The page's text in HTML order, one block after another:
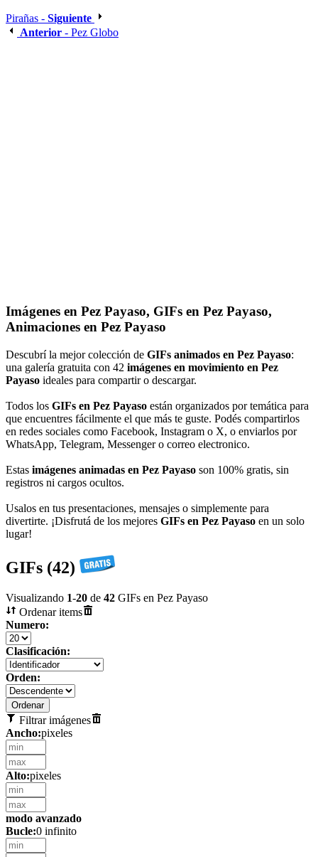
Pirañas - Siguiente
Anterior - Pez Globo
Imágenes en Pez Payaso, GIFs en Pez Payaso,
Animaciones en Pez Payaso
Descubrí la mejor colección de GIFs animados en Pez Payaso:
una galería gratuita con 42 imágenes en movimiento en Pez
Payaso ideales para compartir o descargar.
Todos los GIFs en Pez Payaso están organizados por temática para
que encuentres fácilmente el que más te guste. Podés compartirlos
en redes sociales como Facebook, Instagram o X, o enviarlos por
WhatsApp, Telegram, Messenger o correo electronico.
Estas imágenes animadas en Pez Payaso son 100% gratis, sin
registros ni cargos ocultos.
Usalos en tus presentaciones, mensajes o simplemente para
divertirte. ¡Disfrutá de los mejores GIFs en Pez Payaso en un solo
lugar!
GIFs (42)
Visualizando 1-20 de 42 GIFs en Pez Payaso
Ordenar items
Numero:
Clasificación:
Orden:
Filtrar imágenes
Ancho:pixeles
Alto:pixeles
modo avanzado
Bucle:0 infinito